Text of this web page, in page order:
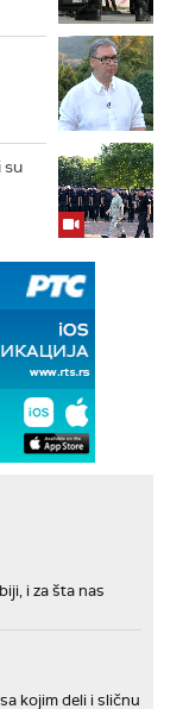
su
i za šta nas
kojim deli i sličnu